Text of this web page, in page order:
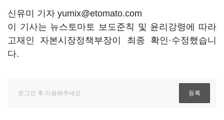
신유미 기자 yumix@etomato.com
이 기사는 뉴스토마토 보도준칙 및 윤리강령에 따라
고재인 자본시장정책부장이 최종 확인·수정했습니
다.